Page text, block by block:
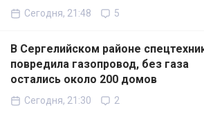
Сегодня, 21:48 5
В Сергелийском районе
повредила газопровод, без газа
остались около 200 домов
Сегодня, 21:30 2